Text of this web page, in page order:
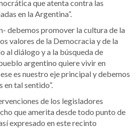
que atenta contra las
en la Argentina”.
debemos promover la cultura de la
valores de la Democracia y de la
al diálogo y a la búsqueda de
argentino quiere vivir en
es nuestro eje principal y debemos
tal sentido”.
de los legisladores
que amerita desde todo punto de
expresado en este recinto